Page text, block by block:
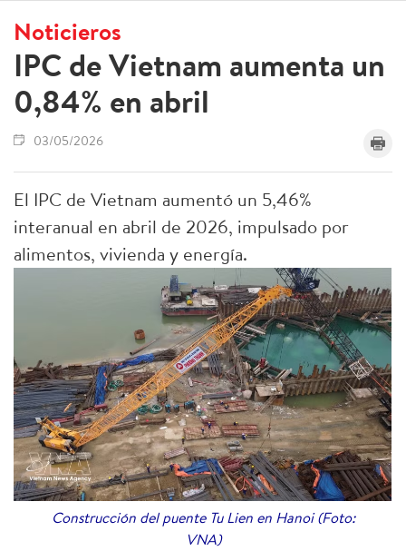
Noticieros
IPC de Vietnam aumenta un
0,84% en abril
03/05/2026
El IPC de Vietnam aumentó un 5,46%
interanual en abril de 2026, impulsado por
alimentos, vivienda y energía.
Construcción del puente Tu Lien en Hanoi (Foto:
VNA)